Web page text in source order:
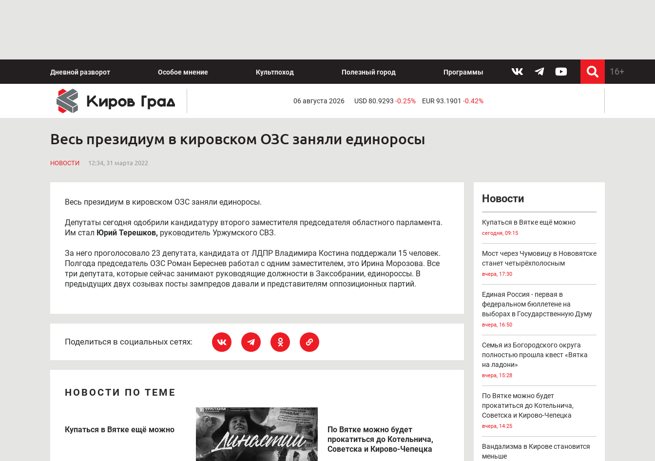
Дневной разворот Особое мнение Культпоход Полезный город Программы
06 августа 2026 USD 80.9293 -0.25% EUR 93.1901 -0.42%
Весь президиум в кировском ОЗС заняли единоросы
НОВОСТИ 12:34, 31 марта 2022
Весь президиум в кировском ОЗС заняли единоросы.
Депутаты сегодня одобрили кандидатуру второго заместителя председателя областного парламента.
Им стал Юрий Терешков, руководитель Уржумского СВЗ.
За него проголосовало 23 депутата, кандидата от ЛДПР Владимира Костина поддержали 15 человек.
Полгода председатель ОЗС Роман Береснев работал с одним заместителем, это Ирина Морозова. Все
три депутата, которые сейчас занимают руководящие должности в Заксобрании, единороссы. В
предыдущих двух созывах посты зампредов давали и представителям оппозиционных партий.
Поделиться в социальных сетях:
НОВОСТИ ПО ТЕМЕ
Купаться в Вятке ещё можно
По Вятке можно будет
прокатиться до Котельнича,
Советска и Кирово-Чепецка
Новости
Купаться в Вятке ещё можно
сегодня, 09:15
Мост через Чумовицу в Нововятске
станет четырёхполосным
вчера, 17:30
Единая Россия - первая в
федеральном бюллетене на
выборах в Государственную Думу
вчера, 16:50
Семья из Богородского округа
полностью прошла квест «Вятка
на ладони»
вчера, 15:28
По Вятке можно будет
прокатиться до Котельнича,
Советска и Кирово-Чепецка
вчера, 14:25
Вандализма в Кирове становится
меньше